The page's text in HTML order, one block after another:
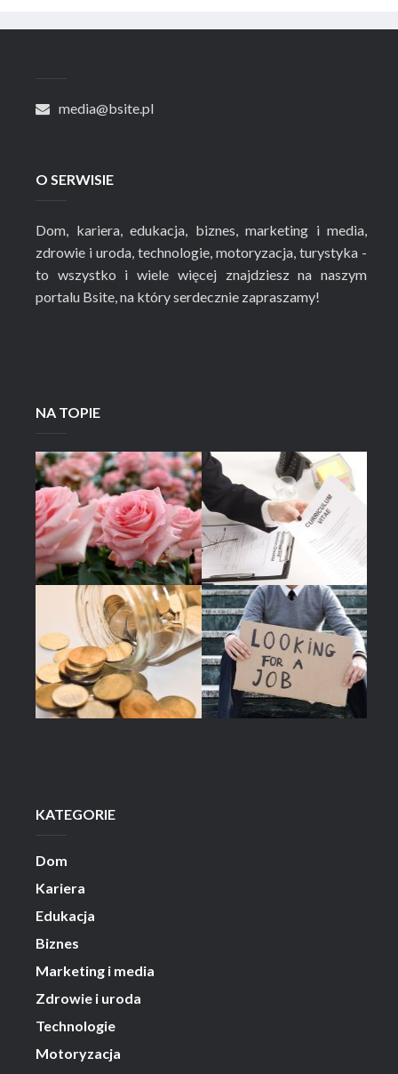
media@bsite.pl
O SERWISIE
Dom, kariera, edukacja, biznes, marketing i media,
zdrowie i uroda, technologie, motoryzacja, turystyka -
to wszystko i wiele więcej znajdziesz na naszym
portalu Bsite, na który serdecznie zapraszamy!
NA TOPIE
KATEGORIE
Dom
Kariera
Edukacja
Biznes
Marketing i media
Zdrowie i uroda
Technologie
Motoryzacja